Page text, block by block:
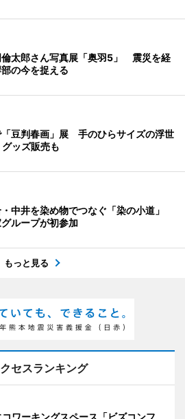
倫太郎さん写真展「奥羽5」 震災を経
の今を捉える
「豆判春画」展 手のひらサイズの浮世
ッズ販売も
中井を染め物でつなぐ「染の小道」
ループが初参加
もっと見る
セスランキング
ワーキングスペース「ビズコンフ